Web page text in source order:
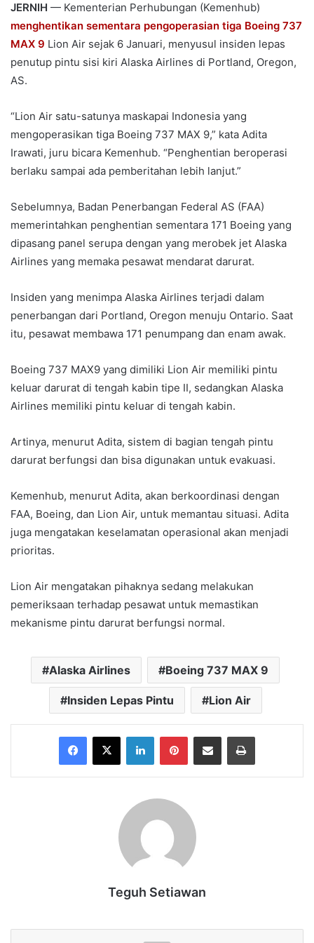
JERNIH — Kementerian Perhubungan (Kemenhub)
menghentikan sementara pengoperasian tiga Boeing 737
MAX 9 Lion Air sejak 6 Januari, menyusul insiden lepas
penutup pintu sisi kiri Alaska Airlines di Portland, Oregon,
AS.
“Lion Air satu-satunya maskapai Indonesia yang
mengoperasikan tiga Boeing 737 MAX 9,” kata Adita
Irawati, juru bicara Kemenhub. “Penghentian beroperasi
berlaku sampai ada pemberitahan lebih lanjut.”
Sebelumnya, Badan Penerbangan Federal AS (FAA)
memerintahkan penghentian sementara 171 Boeing yang
dipasang panel serupa dengan yang merobek jet Alaska
Airlines yang memaka pesawat mendarat darurat.
Insiden yang menimpa Alaska Airlines terjadi dalam
penerbangan dari Portland, Oregon menuju Ontario. Saat
itu, pesawat membawa 171 penumpang dan enam awak.
Boeing 737 MAX9 yang dimiliki Lion Air memiliki pintu
keluar darurat di tengah kabin tipe II, sedangkan Alaska
Airlines memiliki pintu keluar di tengah kabin.
Artinya, menurut Adita, sistem di bagian tengah pintu
darurat berfungsi dan bisa digunakan untuk evakuasi.
Kemenhub, menurut Adita, akan berkoordinasi dengan
FAA, Boeing, dan Lion Air, untuk memantau situasi. Adita
juga mengatakan keselamatan operasional akan menjadi
prioritas.
Lion Air mengatakan pihaknya sedang melakukan
pemeriksaan terhadap pesawat untuk memastikan
mekanisme pintu darurat berfungsi normal.
Alaska Airlines Boeing 737 MAX 9
Insiden Lepas Pintu Lion Air
Facebook
X LinkedInPinterestShare via Email Print
Teguh Setiawan